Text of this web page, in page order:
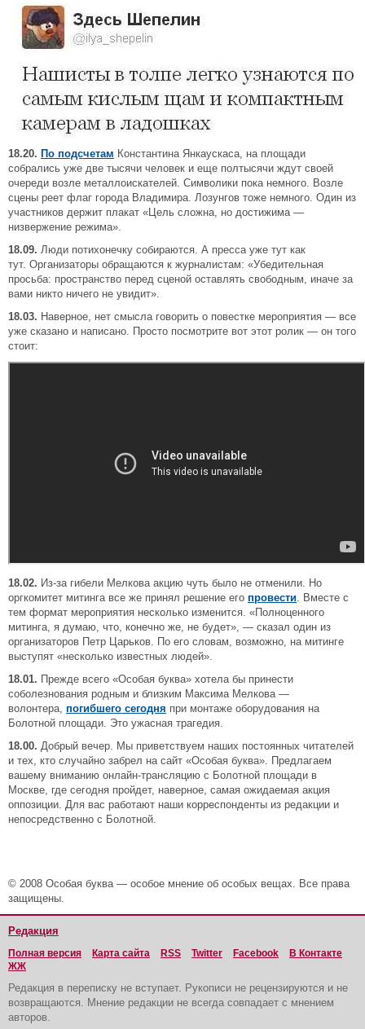
18.20. По подсчетам Константина Янкаускаса, на площади
собрались уже две тысячи человек и еще полтысячи ждут своей
очереди возле металлоискателей. Символики пока немного. Возле
сцены реет флаг города Владимира. Лозунгов тоже немного. Один из
участников держит плакат «Цель сложна, но достижима —
низвержение режима».
18.09. Люди потихонечку собираются. А пресса уже тут как
тут. Организаторы обращаются к журналистам: «Убедительная
просьба: пространство перед сценой оставлять свободным, иначе за
вами никто ничего не увидит».
18.03. Наверное, нет смысла говорить о повестке мероприятия — все
уже сказано и написано. Просто посмотрите вот этот ролик — он того
стоит:
18.02. Из-за гибели Мелкова акцию чуть было не отменили. Но
оргкомитет митинга все же принял решение его провести. Вместе с
тем формат мероприятия несколько изменится. «Полноценного
митинга, я думаю, что, конечно же, не будет», — сказал один из
организаторов Петр Царьков. По его словам, возможно, на митинге
выступят «несколько известных людей».
18.01. Прежде всего «Особая буква» хотела бы принести
соболезнования родным и близким Максима Мелкова —
волонтера, погибшего сегодня при монтаже оборудования на
Болотной площади. Это ужасная трагедия.
18.00. Добрый вечер. Мы приветствуем наших постоянных читателей
и тех, кто случайно забрел на сайт «Особая буква». Предлагаем
вашему вниманию онлайн-трансляцию с Болотной площади в
Москве, где сегодня пройдет, наверное, самая ожидаемая акция
оппозиции. Для вас работают наши корреспонденты из редакции и
непосредственно с Болотной.
© 2008 Особая буква — особое мнение об особых вещах. Все права
защищены.
Редакция
Полная версия Карта сайта RSS Twitter Facebook
В Контакте
ЖЖ
Редакция в переписку не вступает. Рукописи не рецензируются и не
возвращаются. Мнение редакции не всегда совпадает с мнением
авторов.